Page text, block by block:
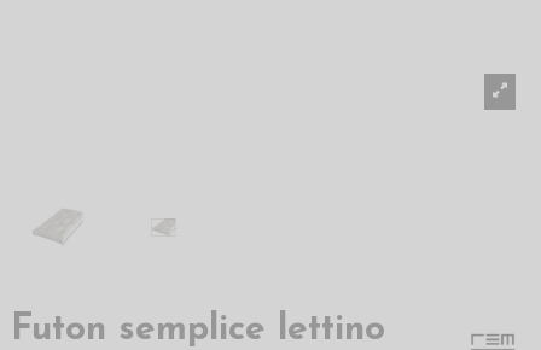
Futon semplice lettino